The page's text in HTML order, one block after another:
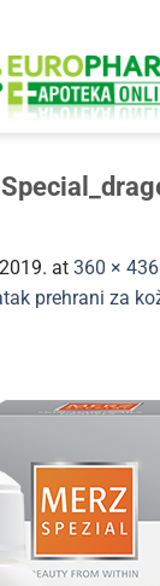
at 360 × 436
prehrani za